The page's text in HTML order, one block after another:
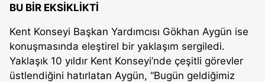
BU BİR EKSİKLİKTİ
Kent Konseyi Başkan Yardımcısı Gökhan Aygün ise
konuşmasında eleştirel bir yaklaşım sergiledi.
Yaklaşık 10 yıldır Kent Konseyi’nde çeşitli görevler
üstlendiğini hatırlatan Aygün, “Bugün geldiğimiz